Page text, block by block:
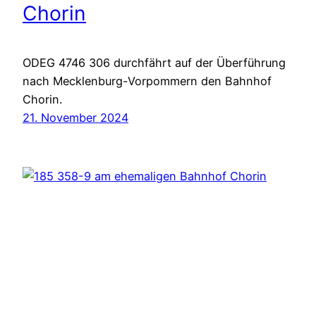
Chorin
ODEG 4746 306 durchfährt auf der Überführung
nach Mecklenburg-Vorpommern den Bahnhof
Chorin.
21. November 2024